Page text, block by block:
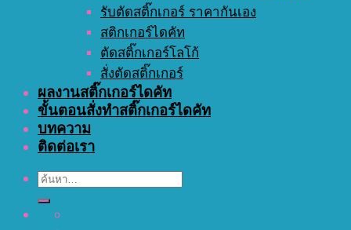
รับตัดสติ๊กเกอร์ ราคากันเอง
สติกเกอร์ไดคัท
ตัดสติ๊กเกอร์โลโก้
สั่งตัดสติ๊กเกอร์
ผลงานสติ๊กเกอร์ไดคัท
ขั้นตอนสั่งทำสติ๊กเกอร์ไดคัท
บทความ
ติดต่อเรา
ค้นหา: